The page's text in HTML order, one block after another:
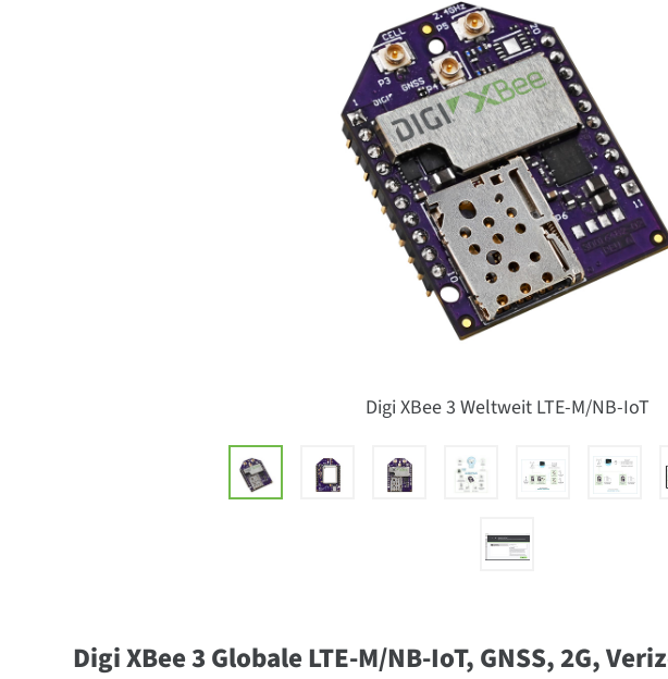
Digi XBee 3 Weltweit LTE-M/NB-IoT
Digi XBee 3 Globale LTE-M/NB-IoT, GNSS, 2G,